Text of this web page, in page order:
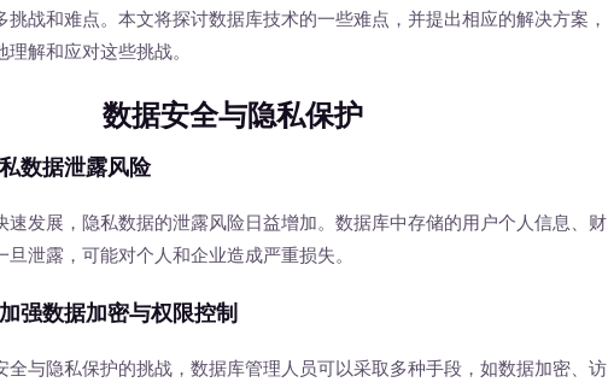
挑战和难点。本文将探讨数据库技术的一些难点，并提出相应的解决方案，
解和应对这些挑战。
数据安全与隐私保护
据泄露风险
发展，隐私数据的泄露风险日益增加。数据库中存储的用户个人信息、财
泄露，可能对个人和企业造成严重损失。
数据加密与权限控制
与隐私保护的挑战，数据库管理人员可以采取多种手段，如数据加密、访